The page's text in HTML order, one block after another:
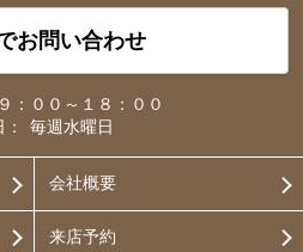
お問い合わせ
９：００～１８：００
毎週水曜日
会社概要
来店予約